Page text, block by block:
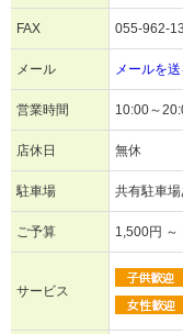
FAX 055-962-
メール メールを送
営業時間 10:00～
店休日 無休
駐車場 共有駐車場
ご予算 1,500円 ～
サービス